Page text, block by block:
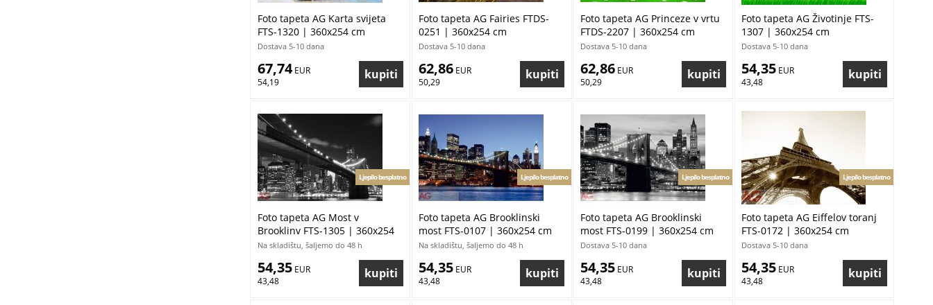
Foto tapeta AG Karta svijeta
FTS-1320 | 360x254 cm
Dostava 5-10 dana
67,74 EUR
54,19
Foto tapeta AG Fairies FTDS-
0251 | 360x254 cm
Dostava 5-10 dana
62,86 EUR
50,29
Foto tapeta AG Princeze v vrtu
FTDS-2207 | 360x254 cm
Dostava 5-10 dana
62,86 EUR
50,29
Foto tapeta AG Životinje FTS-
1307 | 360x254 cm
Dostava 5-10 dana
54,35 EUR
43,48
Foto tapeta AG Most v
Brooklinv FTS-1305 | 360x254
cm
Ljepilo besplatno
Na skladištu, šaljemo do 48 h
54,35 EUR
43,48
Foto tapeta AG Brooklinski
most FTS-0107 | 360x254 cm
Ljepilo besplatno
Na skladištu, šaljemo do 48 h
54,35 EUR
43,48
Foto tapeta AG Brooklinski
most FTS-0199 | 360x254 cm
Ljepilo besplatno
Dostava 5-10 dana
54,35 EUR
43,48
Foto tapeta AG Eiffelov toranj
FTS-0172 | 360x254 cm
Ljepilo besplatno
Dostava 5-10 dana
54,35 EUR
43,48